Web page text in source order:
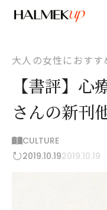
大人の女性におすす
【書評】心
さんの新刊
CULTURE
2019.10.192019.10.19